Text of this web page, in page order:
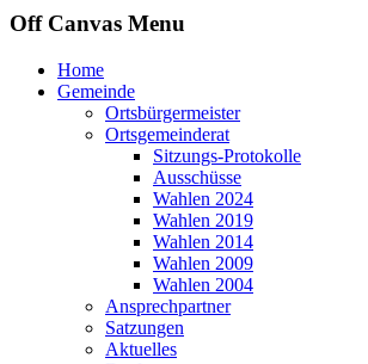
Off Canvas Menu
Home
Gemeinde
Ortsbürgermeister
Ortsgemeinderat
Sitzungs-Protokolle
Ausschüsse
Wahlen 2024
Wahlen 2019
Wahlen 2014
Wahlen 2009
Wahlen 2004
Ansprechpartner
Satzungen
Aktuelles